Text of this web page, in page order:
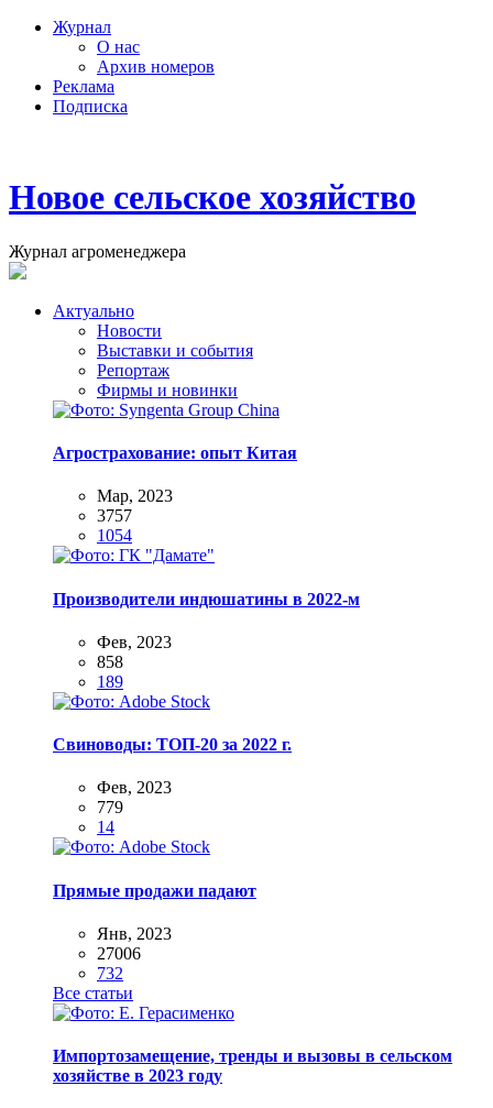
Журнал
О нас
Архив номеров
Реклама
Подписка
Новое сельское хозяйство
Журнал агроменеджера
Актуально
Новости
Выставки и события
Репортаж
Фирмы и новинки
Агрострахование: опыт Китая
Мар, 2023
3757
1054
Производители индюшатины в 2022-м
Фев, 2023
858
189
Свиноводы: ТОП-20 за 2022 г.
Фев, 2023
779
14
Прямые продажи падают
Янв, 2023
27006
732
Все статьи
Импортозамещение, тренды и вызовы в сельском
хозяйстве в 2023 году